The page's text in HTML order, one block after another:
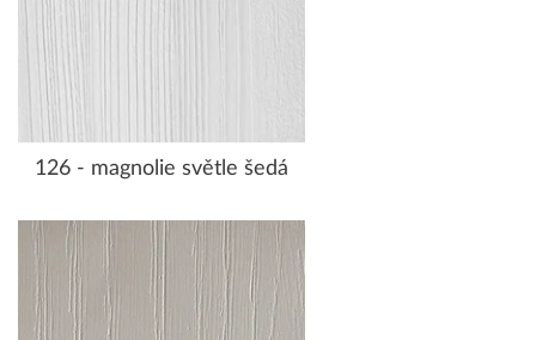
126 - magnolie světle šedá